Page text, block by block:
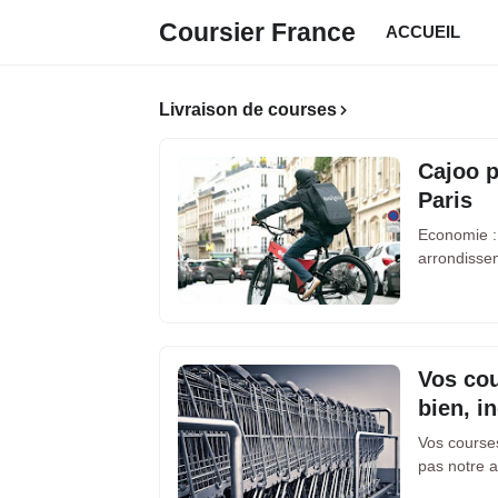
Coursier France ACCUEIL
Livraison de courses
Cajoo
Paris
Economie
Vos
bien,
Vos
pas notre